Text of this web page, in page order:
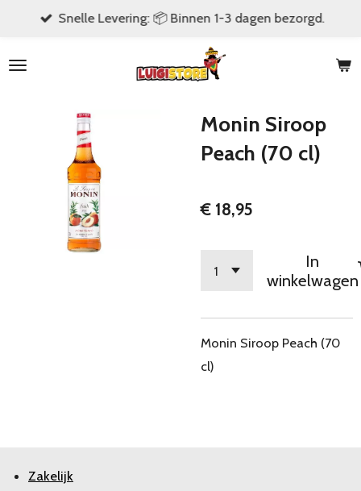
naar
hoofdinhoud
Snelle Levering: 📦 Binnen 1-3 dagen bezorgd.
Monin Siroop
Peach (70 cl)
€ 18,95
In
winkelwagen
Monin Siroop Peach (70
cl)
Zakelijk